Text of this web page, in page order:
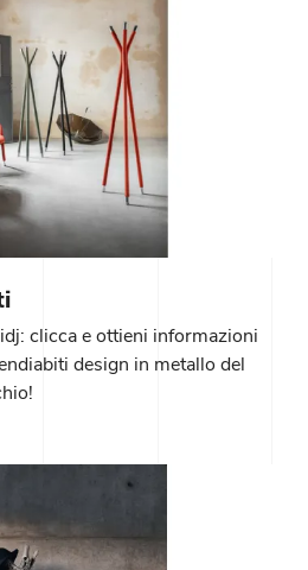
clicca e ottieni informazioni
design in metallo del